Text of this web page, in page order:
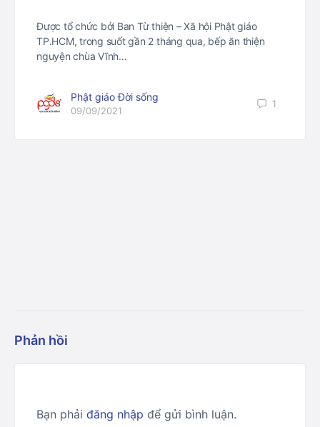
Được tổ chức bởi Ban Từ thiện – Xã hội Phật giáo
TP.HCM, trong suốt gần 2 tháng qua, bếp ăn thiện
nguyện chùa Vĩnh…
Phật giáo Đời sống
09/09/2021
1
Phản hồi
Bạn phải đăng nhập để gửi bình luận.